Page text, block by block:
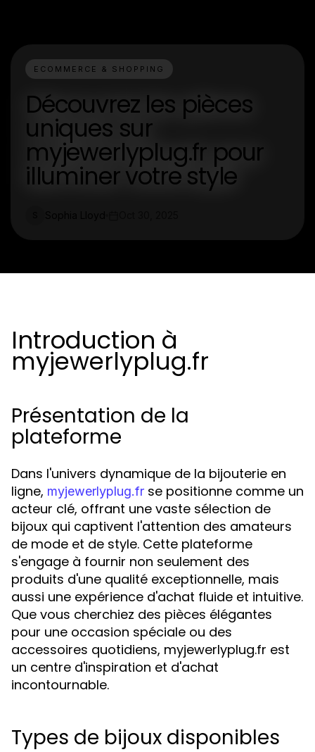
ECOMMERCE & SHOPPING
Découvrez les pièces
uniques sur
myjewerlyplug.fr pour
illuminer votre style
Introduction à
myjewerlyplug.fr
Présentation de la
plateforme
Dans l'univers dynamique de la bijouterie en
ligne, myjewerlyplug.fr se positionne comme un
acteur clé, offrant une vaste sélection de
bijoux qui captivent l'attention des amateurs
de mode et de style. Cette plateforme
s'engage à fournir non seulement des
produits d'une qualité exceptionnelle, mais
aussi une expérience d'achat fluide et intuitive.
Que vous cherchiez des pièces élégantes
pour une occasion spéciale ou des
accessoires quotidiens, myjewerlyplug.fr est
un centre d'inspiration et d'achat
incontournable.
Types de bijoux disponibles